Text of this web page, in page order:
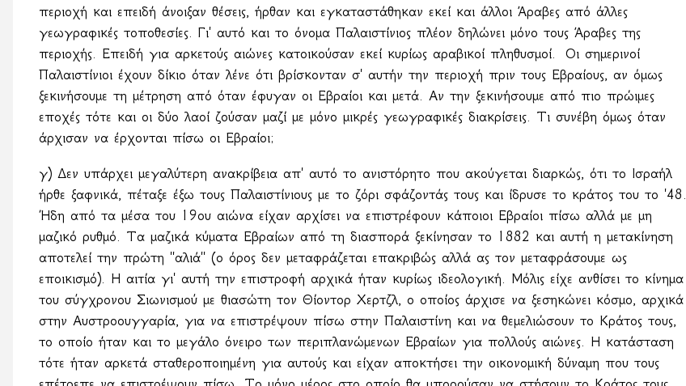
περιοχή και επειδή άνοιξαν θέσεις, ήρθαν και εγκαταστάθηκαν εκεί και άλλοι Άραβες από άλλες
γεωγραφικές τοποθεσίες. Γι' αυτό και το όνομα Παλαιστίνιος πλέον δηλώνει μόνο τους Άραβες της
περιοχής. Επειδή για αρκετούς αιώνες κατοικούσαν εκεί κυρίως αραβικοί πληθυσμοί.
Οι σημερινοί
Παλαιστίνιοι έχουν δίκιο όταν λένε ότι βρίσκονταν σ' αυτήν την περιοχή πριν τους Εβραίους, αν όμως
ξεκινήσουμε τη μέτρηση από όταν έφυγαν οι Εβραίοι και μετά. Αν την ξεκινήσουμε από πιο πρώιμες
εποχές τότε και οι δύο λαοί ζούσαν μαζί με μόνο μικρές γεωγραφικές διακρίσεις. Τι συνέβη όμως όταν
άρχισαν να έρχονται πίσω οι Εβραίοι;
γ) Δεν υπάρχει μεγαλύτερη ανακρίβεια απ' αυτό το ανιστόρητο που ακούγεται διαρκώς, ότι το Ισραήλ
ήρθε ξαφνικά, πέταξε έξω τους Παλαιστίνιους με το ζόρι σφάζοντάς τους και ίδρυσε το κράτος του το '48.
Ήδη από τα μέσα του 19ου αιώνα είχαν αρχίσει να επιστρέφουν κάποιοι Εβραίοι πίσω αλλά με μη
μαζικό ρυθμό. Τα μαζικά κύματα Εβραίων από τη διασπορά ξεκίνησαν το 1882 και αυτή η μετακίνηση
αποτελεί την πρώτη ''αλιά'' (ο όρος δεν μεταφράζεται επακριβώς αλλά ας τον μεταφράσουμε ως
εποικισμό). Η αιτία γι' αυτή την επιστροφή αρχικά ήταν κυρίως ιδεολογική. Μόλις είχε ανθίσει το κίνημα
του σύγχρονου Σιωνισμού με θιασώτη τον Θίοντορ Χερτζλ, ο οποίος άρχισε να ξεσηκώνει κόσμο, αρχικά
στην Αυστροουγγαρία, για να επιστρέψουν πίσω στην Παλαιστίνη και να θεμελιώσουν το Κράτος τους,
το οποίο ήταν και το μεγάλο όνειρο των περιπλανώμενων Εβραίων για πολλούς αιώνες. Η κατάσταση
τότε ήταν αρκετά σταθεροποιημένη για αυτούς και είχαν αποκτήσει την οικονομική δύναμη που τους